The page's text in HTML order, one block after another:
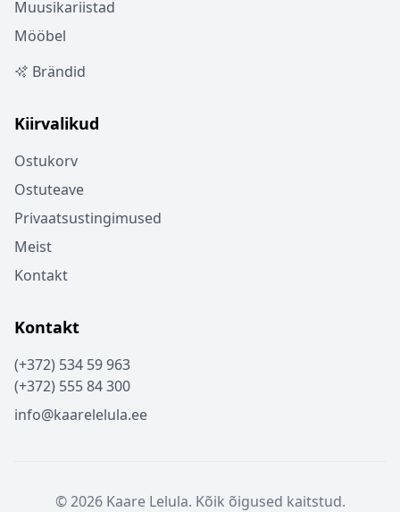
Muusikariistad
Mööbel
Brändid
Kiirvalikud
Ostukorv
Ostuteave
Privaatsustingimused
Meist
Kontakt
Kontakt
(+372) 534 59 963
(+372) 555 84 300
info@kaarelelula.ee
© 2026 Kaare Lelula. Kõik õigused kaitstud.